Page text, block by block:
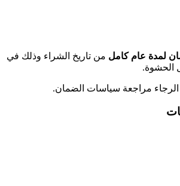
لمدة عام كامل من تاريخ الشراء وذلك في
الحشوة.
الرجاء مراجعة سياسات الضمان.